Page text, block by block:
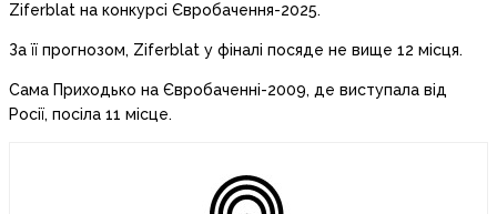
Ziferblat на конкурсі Євробачення-2025.
За її прогнозом, Ziferblat у фіналі посяде не вище 12 місця.
Сама Приходько на Євробаченні-2009, де виступала від
Росії, посіла 11 місце.